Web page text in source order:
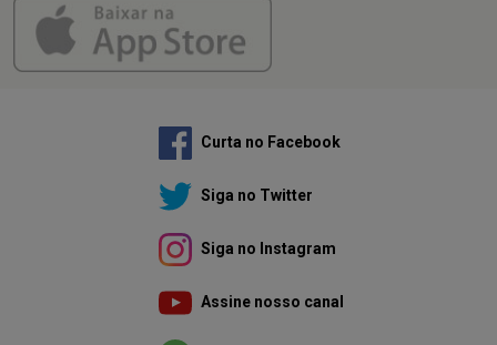
Curta no Facebook
Siga no Twitter
Siga no Instagram
Assine nosso canal